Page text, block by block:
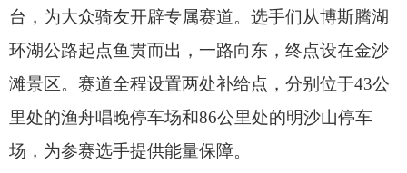
台， 为大众骑友开辟专属赛道。 选手们从博斯腾湖
环湖公路起点鱼贯而出， 一路向东， 终点设在金沙
滩景区。 赛道全程设置两处补给点， 分别位于43公
里处的渔舟唱晚停车场和86公里处的明沙山停车
场， 为参赛选手提供能量保障。